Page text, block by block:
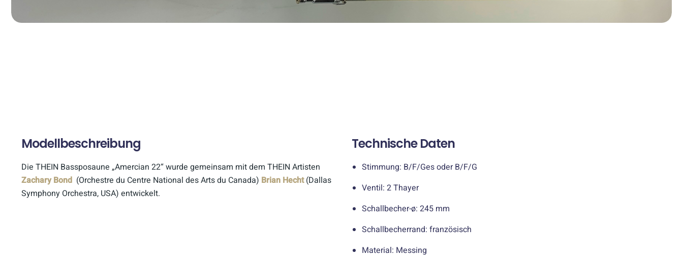
Modellbeschreibung
Die THEIN Bassposaune „Amercian 22“ wurde gemeinsam mit dem THEIN Artisten
Zachary Bond (Orchestre du Centre National des Arts du Canada) Brian Hecht(Dallas
Symphony Orchestra, USA) entwickelt.
Technische Daten
Stimmung: B/F/Ges oder B/F/G
Ventil: 2 Thayer
Schallbecher-ø: 245 mm
Schallbecherrand: französisch
Material: Messing